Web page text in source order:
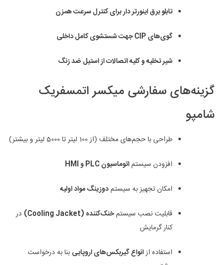
تابلو برق اینورتر دار برای کنترل سرعت همزن
گوی‌های CIP جهت شستشوی کامل داخلی
شیر تخلیه و کلیه اتصالات از استیل ضد زنگ
گزینه‌های سفارشی میکسر اتمسفریک
شامپو
طراحی با حجم‌های مختلف (از 100 لیتر تا 5000 لیتر و بیشتر)
افزودن سیستماتوماسیون PLC و HMI
امکان تجهیز به سیستمدوزینگ مواد اولیه
قابلیت نصب سیستمخنک‌کننده (Cooling Jacket)
در
کنار گرمایش
استفاده ازانواع گیربکس‌های اروپایی بنا به درخواست